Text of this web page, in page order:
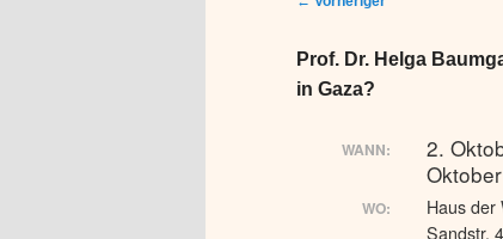
springen
Prof. Dr. Helga
in Gaza?
WANN:
2.
WO:
Haus der
Sandstr.